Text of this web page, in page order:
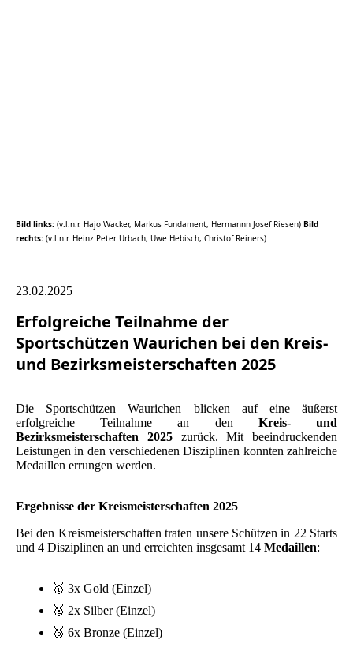
Bild links: (v.l.n.r. Hajo Wacker, Markus Fundament, Hermannn Josef Riesen) Bild
rechts: (v.l.n.r. Heinz Peter Urbach, Uwe Hebisch, Christof Reiners)
23.02.2025
Erfolgreiche Teilnahme der
Sportschützen Waurichen bei den Kreis-
und Bezirksmeisterschaften 2025
Die Sportschützen Waurichen blicken auf eine äußerst
erfolgreiche Teilnahme an den Kreis- und
Bezirksmeisterschaften 2025 zurück. Mit beeindruckenden
Leistungen in den verschiedenen Disziplinen konnten zahlreiche
Medaillen errungen werden.
Ergebnisse der Kreismeisterschaften 2025
Bei den Kreismeisterschaften traten unsere Schützen in 22 Starts
und 4 Disziplinen an und erreichten insgesamt 14 Medaillen:
🥇 3x Gold (Einzel)
🥈 2x Silber (Einzel)
🥉 6x Bronze (Einzel)